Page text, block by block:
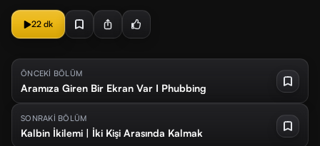
22 dk
ÖNCEKİ BÖLÜM
Aramıza Giren Bir Ekran Var I Phubbing
SONRAKİ BÖLÜM
Kalbin İkilemi | İki Kişi Arasında Kalmak